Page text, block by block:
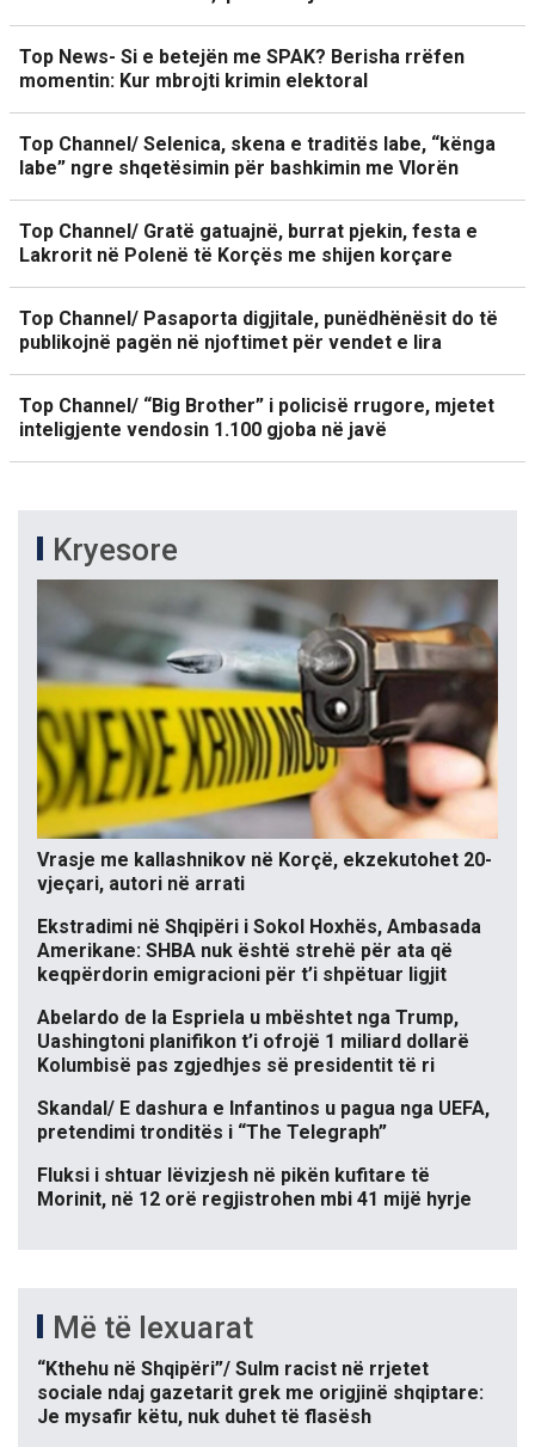
Top News- Si e betejën me SPAK? Berisha rrëfen
momentin: Kur mbrojti krimin elektoral
Top Channel/ Selenica, skena e traditës labe, “kënga
labe” ngre shqetësimin për bashkimin me Vlorën
Top Channel/ Gratë gatuajnë, burrat pjekin, festa e
Lakrorit në Polenë të Korçës me shijen korçare
Top Channel/ Pasaporta digjitale, punëdhënësit do të
publikojnë pagën në njoftimet për vendet e lira
Top Channel/ “Big Brother” i policisë rrugore, mjetet
inteligjente vendosin 1.100 gjoba në javë
Kryesore
Vrasje me kallashnikov në Korçë, ekzekutohet 20-
vjeçari, autori në arrati
Ekstradimi në Shqipëri i Sokol Hoxhës, Ambasada
Amerikane: SHBA nuk është strehë për ata që
keqpërdorin emigracioni për t’i shpëtuar ligjit
Abelardo de la Espriela u mbështet nga Trump,
Uashingtoni planifikon t’i ofrojë 1 miliard dollarë
Kolumbisë pas zgjedhjes së presidentit të ri
Skandal/ E dashura e Infantinos u pagua nga UEFA,
pretendimi tronditës i “The Telegraph”
Fluksi i shtuar lëvizjesh në pikën kufitare të
Morinit, në 12 orë regjistrohen mbi 41 mijë hyrje
Më të lexuarat
“Kthehu në Shqipëri”/ Sulm racist në rrjetet
sociale ndaj gazetarit grek me origjinë shqiptare:
Je mysafir këtu, nuk duhet të flasësh